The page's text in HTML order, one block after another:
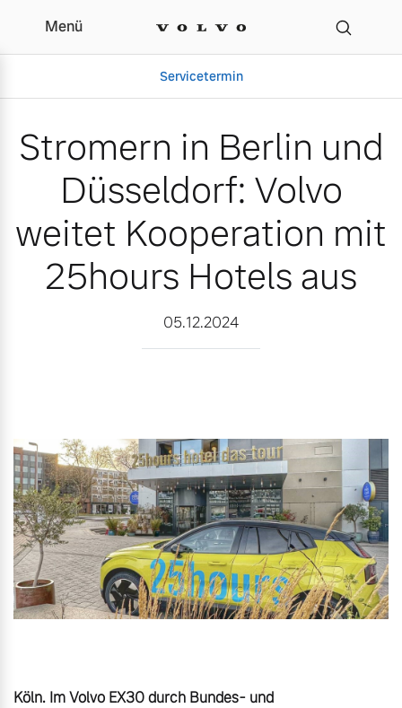
Stromern in Berlin und
Menü
Servicetermin
Gebrauchtwagen
Aktuelle Zubehörangebote
Zubehörkatalog
Aktuelle Serviceangebote
Unsere News & Events
Stromern in Berlin und
Düsseldorf: Volvo
weitet Kooperation mit
25hours Hotels aus
05.12.2024
Köln. Im Volvo EX30 durch Bundes- und